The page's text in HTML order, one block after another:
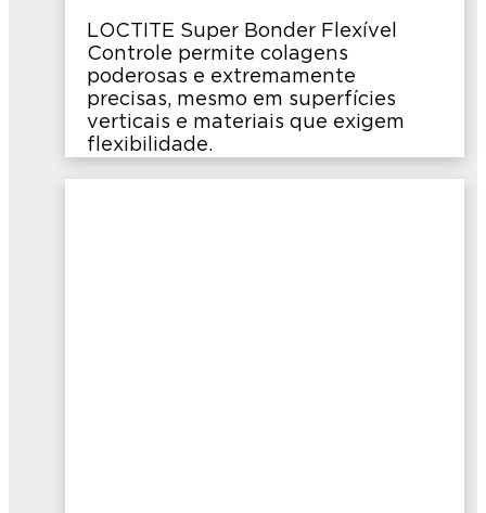
LOCTITE Super Bonder Flexível
Controle permite colagens
poderosas e extremamente
precisas, mesmo em superfícies
verticais e materiais que exigem
flexibilidade.